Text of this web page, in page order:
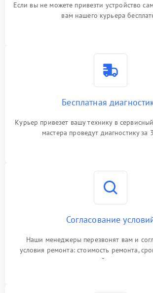
Если вы не можете привезти устройство
вам нашего курьера
Бесплатная
Курьер привезет вашу технику в
мастера проведут диагностику за
Согласование
Наши менеджеры перезвонят вам и
условия ремонта: стоимость ремонта,
гарантийные условия